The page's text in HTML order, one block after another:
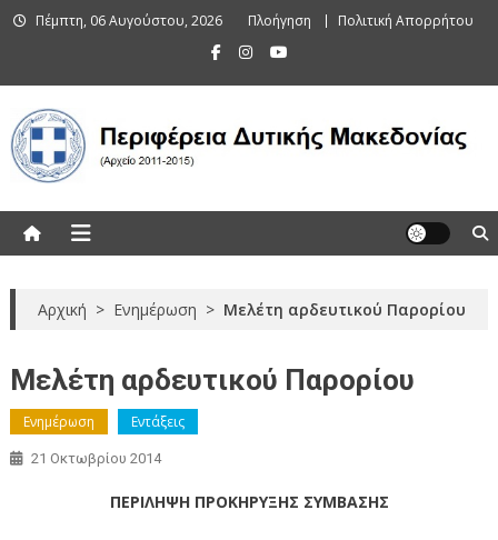
Skip Πέμπτη, 06 Αυγούστου, 2026 Πλοήγηση Πολιτική Απορρήτου
Αρχική > Ενημέρωση > Μελέτη αρδευτικού Παρορίου
Μελέτη αρδευτικού Παρορίου
Ενημέρωση Εντάξεις
21 Οκτωβρίου 2014
ΠΕΡΙΛΗΨΗ ΠΡΟΚΗΡΥΞΗΣ ΣΥΜΒΑΣΗΣ